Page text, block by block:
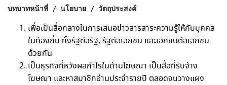
บทบาทหน้าที่ / นโยบาย / วัตถุประสงค์
เพื่อเป็นสื่อกลางในการเสนอข่าวสารสาระความรู้ให้กับบุคคล
ในท้องถิ่น ทั้งรัฐต่อรัฐ, รัฐต่อเอกชน และเอกชนต่อเอกชน
ด้วยกัน
เป็นธุรกิจที่หวังผลกำไรในด้านโฆษณา เป็นสื่อที่รับจ้าง
โฆษณา และหาสมาชิกอ่านประจำรายปี ตลอดจนวางแผง